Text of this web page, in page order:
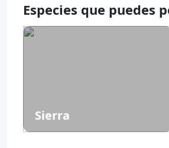
Especies que puedes
Sierra